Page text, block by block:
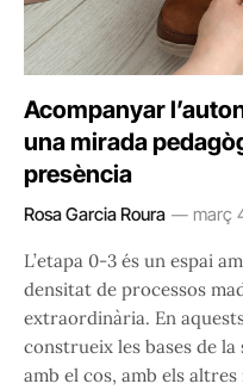
Acompanyar
una mirada
presència
Rosa Garcia Roura març
L’etapa 0-3 és un espai
densitat de processos
extraordinària. En
construeix les bases de
amb el cos, amb els